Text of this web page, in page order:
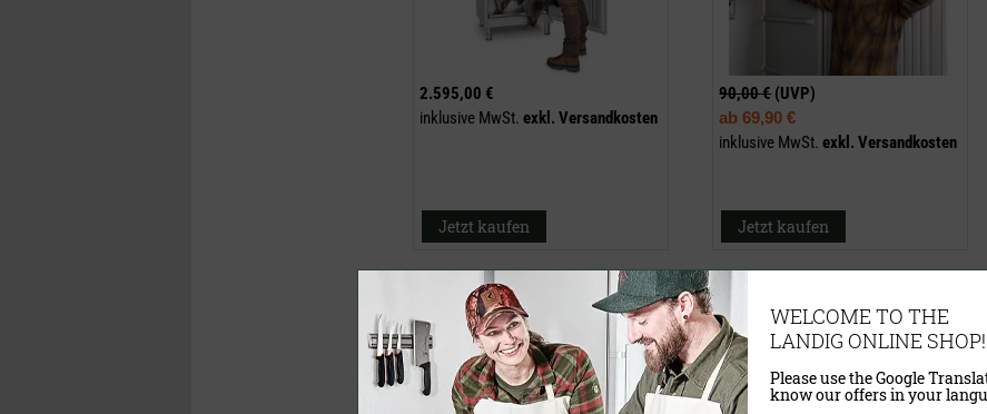
2.595,00 €
inklusive MwSt. exkl. Versandkosten
Jetzt kaufen
90,00 € (UVP)
ab69,90 €
inklusive MwSt. exkl.Versandkosten
Jetzt kaufen
Einschieberost für Wurst & Schinken
LU 9000
WELCOME TO THE
LANDIG ONLINE SHOP!
Please use the Google
know our offers in your